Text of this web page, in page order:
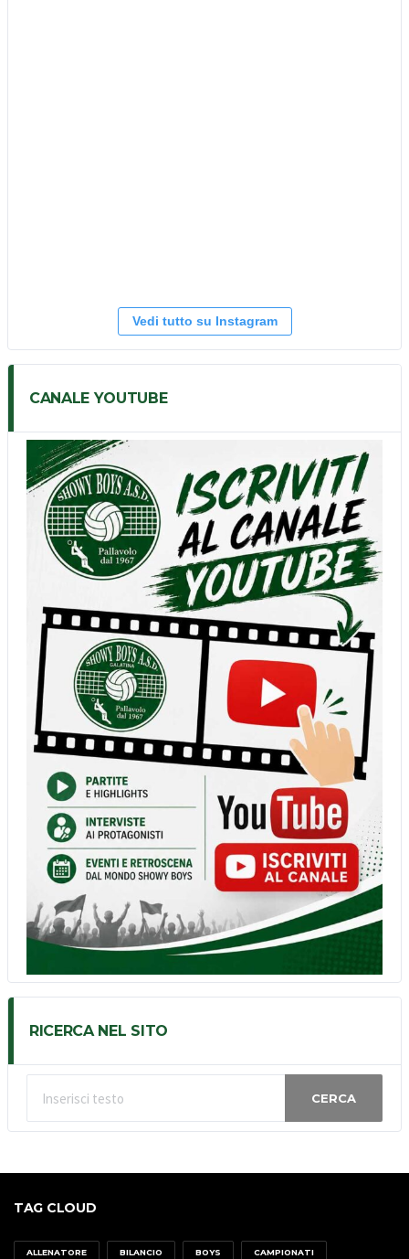
Vedi tutto su Instagram
CANALE YOUTUBE
RICERCA NEL SITO
CERCA
TAG CLOUD
ALLENATORE BILANCIO BOYS CAMPIONATI